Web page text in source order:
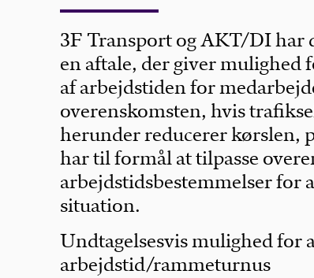
3F Transport og AKT/DI har
en aftale, der giver mulighed
af arbejdstiden for
overenskomsten, hvis
herunder reducerer kørslen,
har til formål at tilpasse
arbejdstidsbestemmelser for
situation.
Undtagelsesvis mulighed for
arbejdstid/rammeturnus